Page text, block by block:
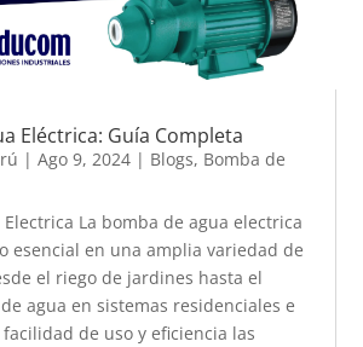
Eléctrica: Guía Completa
|Ago 9, 2024 | Blogs, Bomba de
La bomba de agua electrica
esencial en una amplia variedad de
el riego de jardines hasta el
agua en sistemas residenciales e
de uso y eficiencia las